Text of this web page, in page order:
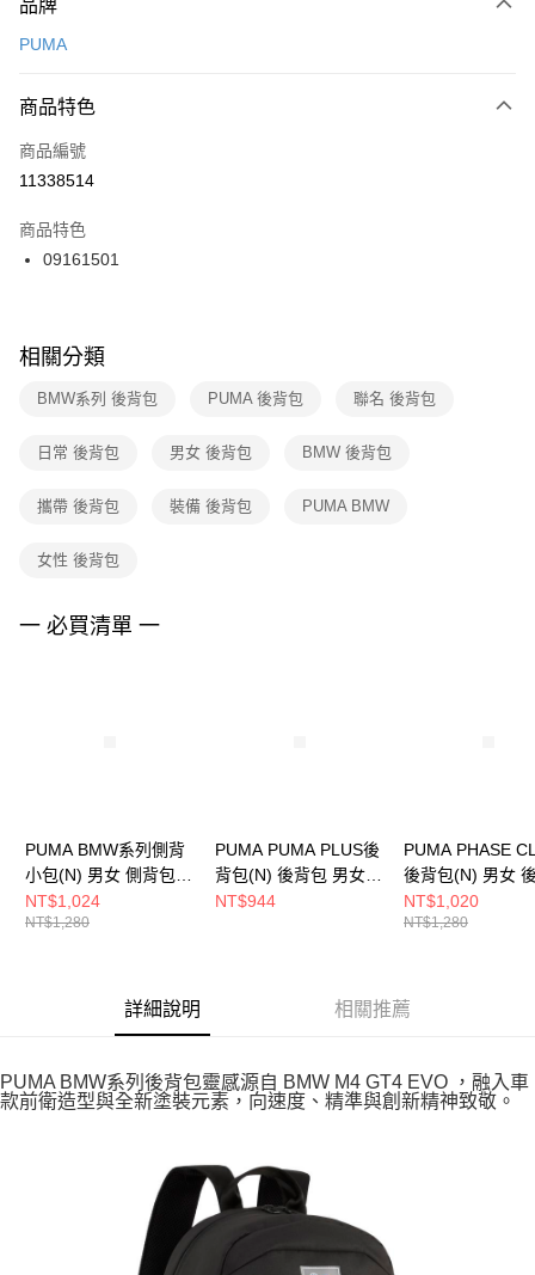
台灣樂天信用卡公司
【關於「AFTEE先享後付」】
便利好安心！
３．安心：先確認商品／服務後，再付款。
【「AFTEE先享後付」結帳流程】
１．於結帳方式選擇「AFTEE先享後付」後，將跳轉至「AFTEE先享後付」
２．訂單成立數日內，您將收到繳費通知簡訊。
３．收到繳費通知簡訊後14天內，點擊此簡訊中的連結，可透過四大超商／
ATM／網路銀行／等多元方式進行付款，方視為交易完成。
※ 交易是否成功請以「AFTEE先享後付 」之結帳頁面顯示為準，若有關於
是否繳費成功／繳費後需取消欲退款等相關疑問，請聯繫「AFTEE先享後付
客戶支援中心」https://netprotections.freshdesk.com/support/home
１．透過由恩沛科技股份有限公司提供之「AFTEE先享後付」服務完成之交
權轉讓予恩沛科技股份有限公司。
３．未成年的使用者請事先徵得法定代理人或監護人之同意方可使用
４．使用「AFTEE先享後付」時，將依據個別帳號之用戶狀況，依本公司即
運送方式
每筆NT$100，滿NT$1,500(含以上)免運費
宅配
每筆NT$100，滿NT$1,500(含以上)免運費
付款後門市自取
每筆NT$100，滿NT$1,500(含以上)免運費
品牌
PUMA
商品特色
商品編號
11338514
商品特色
09161501
相關分類
BMW系列 後背包 PUMA 後背包 聯名 後背包
日常 後背包 男女 後背包 BMW 後背包
攜帶 後背包 裝備 後背包 PUMA BMW
女性 後背包
一 必買清單 一
PUMA BMW系列側背
小包(N) 男女 側背包
09223501
NT$1,024
NT$1,280
PUMA PUMA PLUS後
背包(N) 後背包 男女
09118008
NT$944
PUMA PHASE
後背包(N) 男女
09117802
NT$1,020
NT$1,280
詳細說明 相關推薦
PUMA BMW系列後背包靈感源自 BMW M4 GT4 EVO ，融入車
款前衛造型與全新塗裝元素，向速度、精準與創新精神致敬。